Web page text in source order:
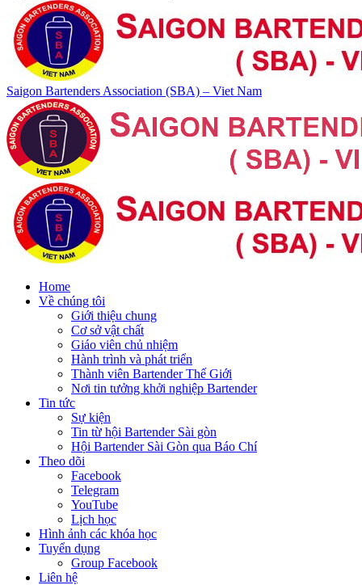
Saigon Bartenders Association (SBA) – Viet Nam
Home
Về chúng tôi
Giới thiệu chung
Cơ sở vật chất
Giáo viên chủ nhiệm
Hành trình và phát triển
Thành viên Bartender Thế Giới
Nơi tin tưởng khởi nghiệp Bartender
Tin tức
Sự kiện
Tin từ hội Bartender Sài gòn
Hội Bartender Sài Gòn qua Báo Chí
Theo dõi
Facebook
Telegram
YouTube
Lịch học
Hình ảnh các khóa học
Tuyển dụng
Group Facebook
Liên hệ